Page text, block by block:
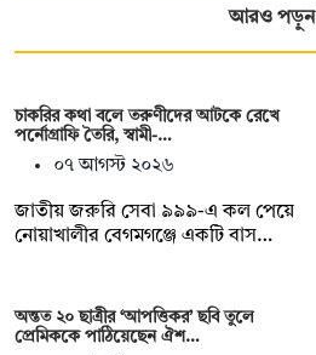
আরও পড়ুন
চাকরির কথা বলে তরুণীদের আটকে রেখে
পর্নোগ্রাফি তৈরি, স্বামী-…
০৭ আগস্ট ২০২৬
জাতীয় জরুরি সেবা ৯৯৯-এ কল পেয়ে
নোয়াখালীর বেগমগঞ্জে একটি বাস…
অন্তত ২০ ছাত্রীর ‘আপত্তিকর’ ছবি তুলে
প্রেমিককে পাঠিয়েছেন ঐশ…